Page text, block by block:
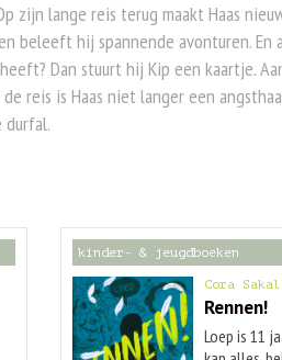
zijn lange reis terug maakt Haas
beleeft hij spannende avonturen. En
Dan stuurt hij Kip een kaartje.
reis is Haas niet langer een
durfal.
kinder- & jeugdboeken
Cora
Rennen!
Loep is 11